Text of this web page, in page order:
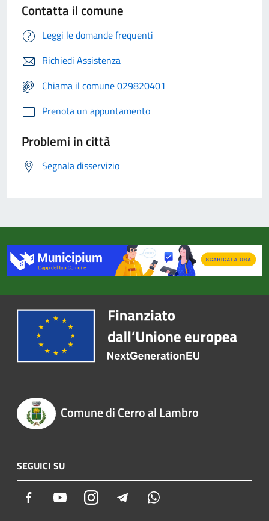
Contatta il comune
Leggi le domande frequenti
Richiedi Assistenza
Chiama il comune 029820401
Prenota un appuntamento
Problemi in città
Segnala disservizio
Comune di Cerro al Lambro
SEGUICI SU
Facebook YoutubeInstagram Telegram